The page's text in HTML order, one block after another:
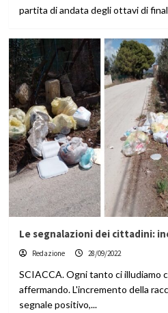
partita di andata degli ottavi di
Le segnalazioni dei cittadini:
Redazione 28/09/2022
SCIACCA. Ogni tanto ci illudiamo
affermando. L'incremento della
segnale positivo,...